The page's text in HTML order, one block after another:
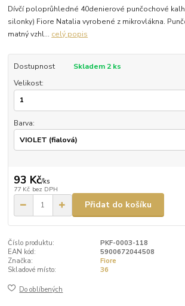
Dívčí poloprůhledné 40denierové punčochové
silonky) Fiore Natalia vyrobené z mikrovlákna.
matný vzhl... celý popis
Dostupnost
Skladem 2 ks
Velikost:
Barva:
93 Kč/ks
77 Kč bez DPH
Přidat do košíku
Číslo produktu:
PKF-0003-118
EAN kód:
5900672044508
Značka:
Fiore
Skladové místo:
36
Do oblíbených